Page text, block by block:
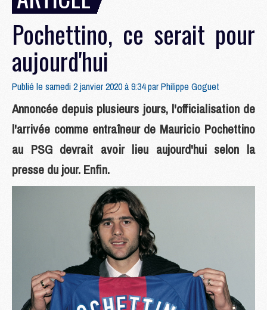
Pochettino, ce serait pour
aujourd'hui
Publié le samedi 2 janvier 2020 à 9:34 parPhilippe Goguet
Annoncée depuis plusieurs jours, l'officialisation de
l'arrivée comme entraîneur de Mauricio Pochettino
au PSG devrait avoir lieu aujourd'hui selon la
presse du jour. Enfin.